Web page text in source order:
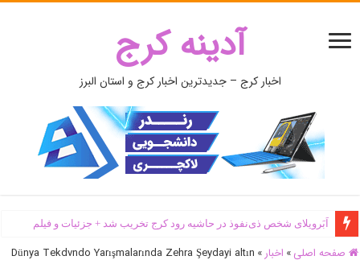
آدینه کرج
اخبار کرج – جدیدترین اخبار کرج و استان البرز
اَبَر‌ویلای شخص ذی‌نفوذ در حاشیه‌ رود کرج تخریب شد + جزئیات و فیلم
صفحه اصلی » اخبار »
Dünya Tekdvndo Yarışmalarında Zehra Şeydayi altın